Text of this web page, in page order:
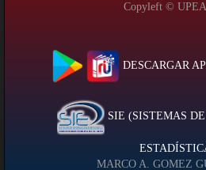
Copyleft © UPEA
DESCARGAR
SIE (SISTEMAS
MARCO A. GOMEZ